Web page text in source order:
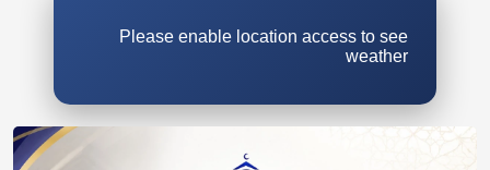
Please enable location access to see
weather